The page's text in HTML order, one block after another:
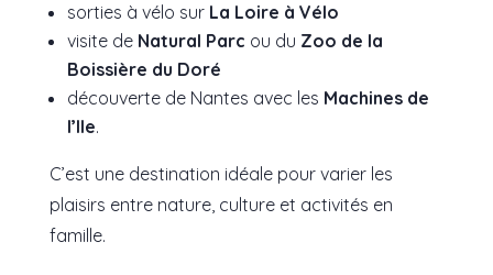
sorties à vélo sur La Loire à Vélo
visite de Natural Parc ou du Zoo de la
Boissière du Doré
découverte de Nantes avec les Machines de
l’Ile.
C’est une destination idéale pour varier les
plaisirs entre nature, culture et activités en
famille.